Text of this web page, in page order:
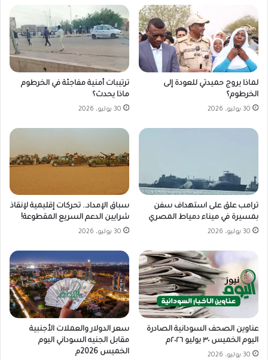
لماذا يروج حميدتي للعودة إلى
الخرطوم؟
30 يوليو، 2026
ترتيبات أمنية مفاجئة في الخرطوم
ماذا يحدث؟
30 يوليو، 2026
ترامب علق على استهداف سفن
بمسيرة في ميناء دمياط المصري
30 يوليو، 2026
سباق الإمداد.. تحركات إقليمية لإنقاذ
شرايين الدعم السريع المقطوعة!
30 يوليو، 2026
عناوين الصحف السودانية الصادرة
اليوم الخميس ٣٠ يوليو ٢٠٢٦م
30 يوليو، 2026
سعر الدولار والعملات الأجنبية
مقابل الجنيه السوداني اليوم
الخميس 2026م